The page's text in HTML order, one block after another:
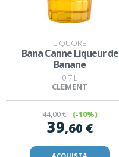
LIQUORE
Bana Canne Liqueur de
Banane
0,7 L
CLEMENT
44,00 € (-10%)
39,60 €
ACQUISTA